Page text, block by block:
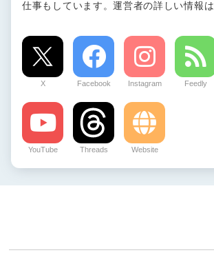
仕事もしています。運営者の詳しい情報は
X Facebook Instagram Feedly
YouTube Threads Website